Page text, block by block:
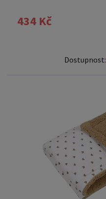
434 Kč
Dostupnost: